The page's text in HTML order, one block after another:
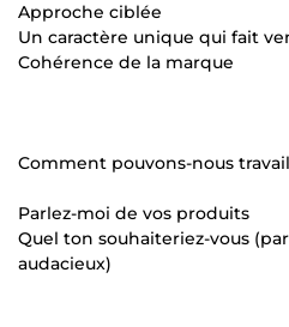
Approche ciblée
Un caractère unique qui fait
Cohérence de la marque
Comment pouvons-nous
Parlez-moi de vos produits
Quel ton souhaiteriez-vous
audacieux)